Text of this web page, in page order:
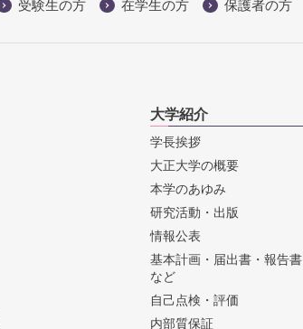
受験生の方 在学生の方 保護者の方
大学紹介
学長挨拶
大正大学の概要
本学のあゆみ
研究活動・出版
情報公表
基本計画・届出書・報告書
など
自己点検・評価
内部質保証